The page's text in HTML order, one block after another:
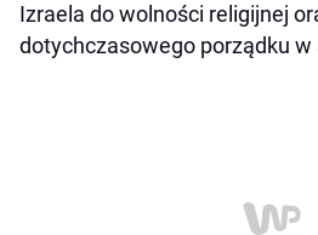
Izraela do wolności religijnej
dotychczasowego porządku